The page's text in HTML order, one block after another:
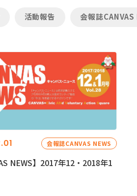
活動報告 会報誌CANVAS
会報誌CANVAS NEWS
NEWS】2017年12・2018年1